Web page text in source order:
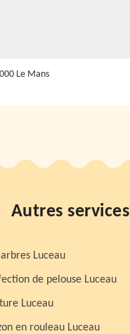
Le Mans
Autres services
Luceau
de pelouse Luceau
Luceau
en rouleau Luceau